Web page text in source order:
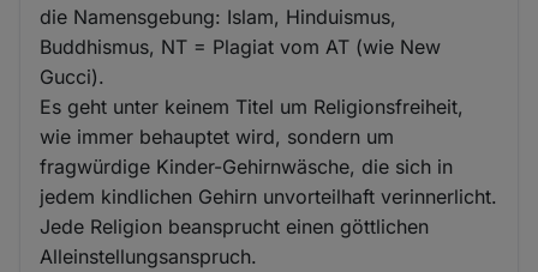
die Namensgebung: Islam, Hinduismus,
Buddhismus, NT = Plagiat vom AT (wie New
Gucci).
Es geht unter keinem Titel um Religionsfreiheit,
wie immer behauptet wird, sondern um
fragwürdige Kinder-Gehirnwäsche, die sich in
jedem kindlichen Gehirn unvorteilhaft verinnerlicht.
Jede Religion beansprucht einen göttlichen
Alleinstellungsanspruch.